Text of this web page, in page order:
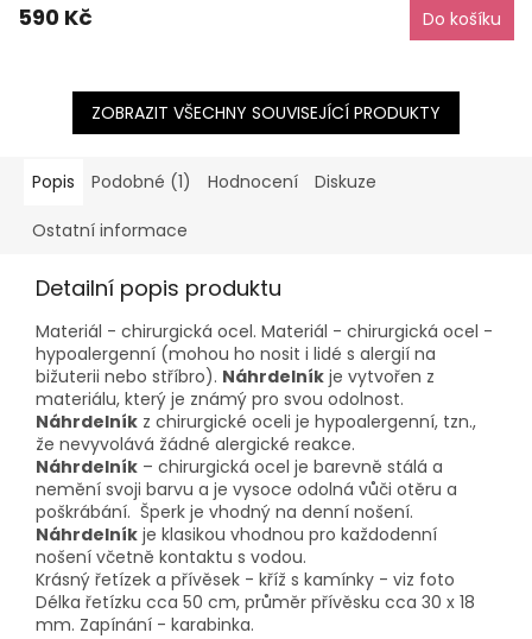
590 Kč Do košíku
ZOBRAZIT VŠECHNY SOUVISEJÍCÍ PRODUKTY
Popis Podobné (1) Hodnocení Diskuze
Ostatní informace
Detailní popis produktu
Materiál - chirurgická ocel. Materiál - chirurgická ocel -
hypoalergenní (mohou ho nosit i lidé s alergií na
bižuterii nebo stříbro). Náhrdelník je vytvořen z
materiálu, který je známý pro svou odolnost.
Náhrdelník z chirurgické oceli je hypoalergenní, tzn.,
že nevyvolává žádné alergické reakce.
Náhrdelník – chirurgická ocel je barevně stálá a
nemění svoji barvu a je vysoce odolná vůči otěru a
poškrábání. Šperk je vhodný na denní nošení.
Náhrdelník je klasikou vhodnou pro každodenní
nošení včetně kontaktu s vodou.
Krásný řetízek a přívěsek - kříž s kamínky - viz foto
Délka řetízku cca 50 cm, průměr přívěsku cca 30 x 18
mm. Zapínání - karabinka.